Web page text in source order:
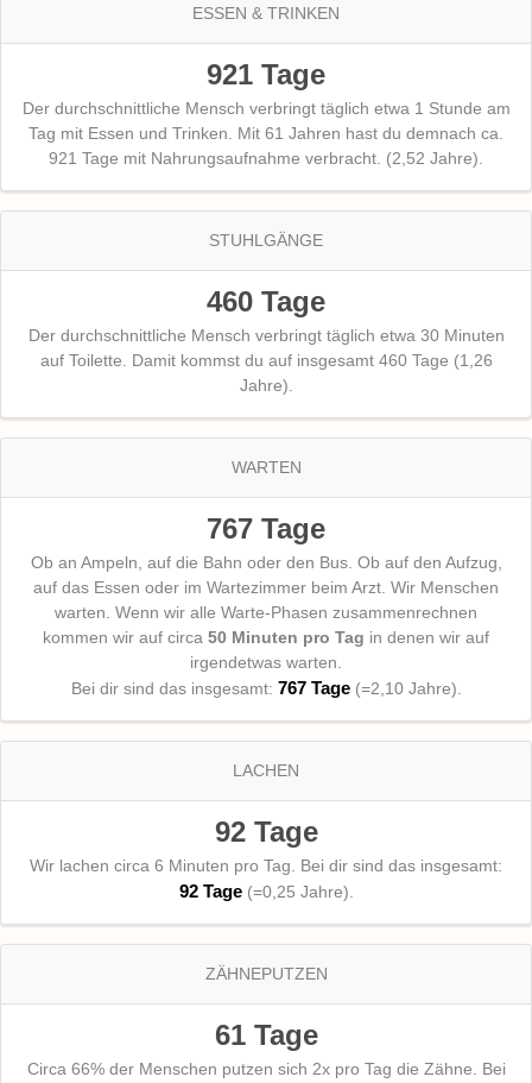
ESSEN & TRINKEN
921 Tage
Der durchschnittliche Mensch verbringt täglich etwa 1 Stunde am
Tag mit Essen und Trinken. Mit 61 Jahren hast du demnach ca.
921 Tage mit Nahrungsaufnahme verbracht. (2,52 Jahre).
STUHLGÄNGE
460 Tage
Der durchschnittliche Mensch verbringt täglich etwa 30 Minuten
auf Toilette. Damit kommst du auf insgesamt 460 Tage (1,26
Jahre).
WARTEN
767 Tage
Ob an Ampeln, auf die Bahn oder den Bus. Ob auf den Aufzug,
auf das Essen oder im Wartezimmer beim Arzt. Wir Menschen
warten. Wenn wir alle Warte-Phasen zusammenrechnen
kommen wir auf circa 50 Minuten pro Tag in denen wir auf
irgendetwas warten.
Bei dir sind das insgesamt: 767 Tage(=2,10 Jahre).
LACHEN
92 Tage
Wir lachen circa 6 Minuten pro Tag. Bei dir sind das insgesamt:
92 Tage(=0,25 Jahre).
ZÄHNEPUTZEN
61 Tage
Circa 66% der Menschen putzen sich 2x pro Tag die Zähne. Bei